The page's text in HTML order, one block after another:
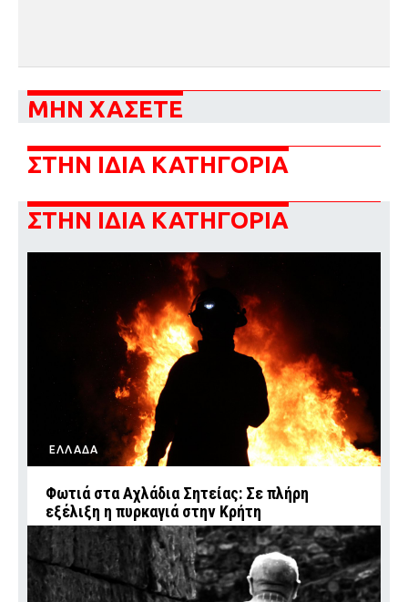
ΜΗΝ ΧΑΣΕΤΕ
ΣΤΗΝ ΙΔΙΑ ΚΑΤΗΓΟΡΙΑ
ΣΤΗΝ ΙΔΙΑ ΚΑΤΗΓΟΡΙΑ
ΕΛΛΑΔΑ
Φωτιά στα Αχλάδια Σητείας: Σε πλήρη
εξέλιξη η πυρκαγιά στην Κρήτη